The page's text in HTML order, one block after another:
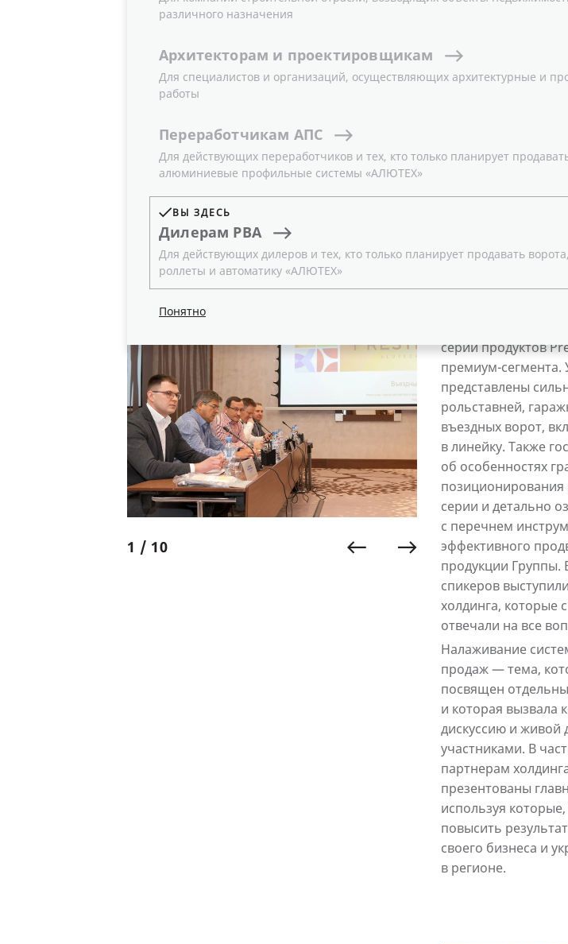
различного назначения
Архитекторам и проектировщикам
Для специалистов и организаций, осуществляющих архитектурные и
работы
Переработчикам АПС
Для действующих переработчиков и тех, кто только планирует
алюминиевые профильные системы «АЛЮТЕХ»
ВЫ ЗДЕСЬ
Дилерам РВА
Для действующих дилеров и тех, кто только планирует продавать ворота,
роллеты и автоматику «АЛЮТЕХ»
Понятно
ПАРТНЕРОВ
22.04.2019
Первая половина апреля прошла для Группы компаний «АЛЮТЕХ» и
настоящему продуктивно. В данный период в Минске состоялись
которых стали представители компаний, занимающихся
из России и Беларуси. Всего — более 250 человек, объединенных
эффективности и доходности бизнеса.
1 / 10
Повесткой дня
встреч стал
серии продуктов
премиум-сегмента.
представлены
рольставней,
въездных ворот,
в линейку. Также
об особенностях
позиционирования
серии и детально
с перечнем
эффективного
продукции Группы.
спикеров
холдинга, которые
отвечали на все
Налаживание
продаж — тема,
посвящен
и которая вызвала
дискуссию и живой
участниками. В
партнерам
презентованы
используя
повысить
своего бизнеса и
в регионе.